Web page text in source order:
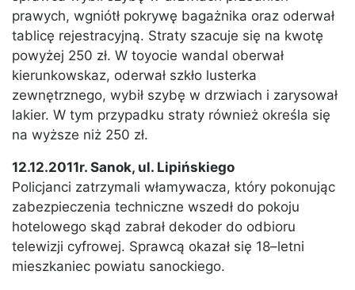
prawych, wgniótł pokrywę bagażnika oraz oderwał
tablicę rejestracyjną. Straty szacuje się na kwotę
powyżej 250 zł. W toyocie wandal oberwał
kierunkowskaz, oderwał szkło lusterka
zewnętrznego, wybił szybę w drzwiach i zarysował
lakier. W tym przypadku straty również określa się
na wyższe niż 250 zł.
12.12.2011r. Sanok, ul. Lipińskiego
Policjanci zatrzymali włamywacza, który pokonując
zabezpieczenia techniczne wszedł do pokoju
hotelowego skąd zabrał dekoder do odbioru
telewizji cyfrowej. Sprawcą okazał się 18–letni
mieszkaniec powiatu sanockiego.